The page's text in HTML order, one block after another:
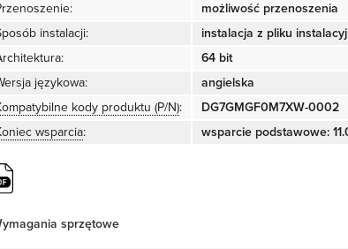
możliwość przenoszenia
instalacji:
instalacja z pliku
64 bit
językowa:
angielska
kody produktu (P/N):
DG7GMGF0M7XW-0002
wsparcia: wsparcie podstawowe:
sprzętowe